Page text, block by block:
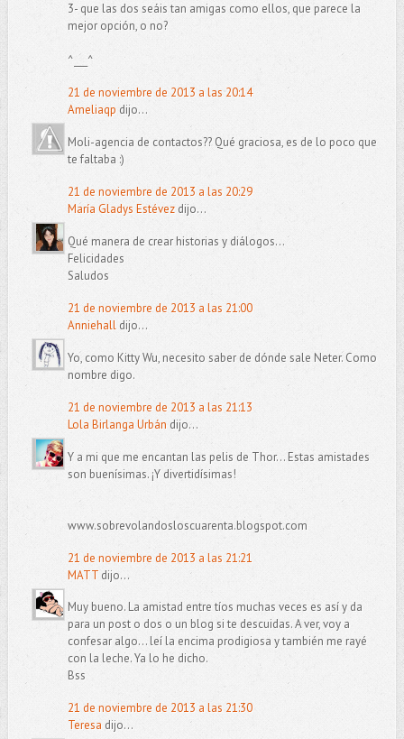
3- que las dos seáis tan amigas como ellos, que parece la
mejor opción, o no?
^___^
21 de noviembre de 2013 a las 20:14
Ameliaqp dijo...
Moli-agencia de contactos?? Qué graciosa, es de lo poco que
te faltaba :)
21 de noviembre de 2013 a las 20:29
María Gladys Estévezdijo...
Qué manera de crear historias y diálogos...
Felicidades
Saludos
21 de noviembre de 2013 a las 21:00
Anniehalldijo...
Yo, como Kitty Wu, necesito saber de dónde sale Neter. Como
nombre digo.
21 de noviembre de 2013 a las 21:13
Lola Birlanga Urbán dijo...
Y a mi que me encantan las pelis de Thor... Estas amistades
son buenísimas. ¡Y divertidísimas!
www.sobrevolandosloscuarenta.blogspot.com
21 de noviembre de 2013 a las 21:21
MATTdijo...
Muy bueno. La amistad entre tíos muchas veces es así y da
para un post o dos o un blog si te descuidas. A ver, voy a
confesar algo... leí la encima prodigiosa y también me rayé
con la leche. Ya lo he dicho.
Bss
21 de noviembre de 2013 a las 21:30
Teresa dijo...